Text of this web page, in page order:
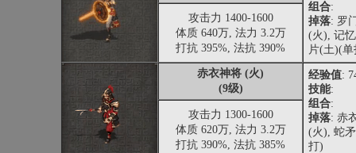
组合:
掉落: 罗
(火), 记
片(土)(单
攻击力 1400-1600
体质 640万, 法力 3.2万
打抗 395%, 法抗 390%
赤衣神将 (火)
(9级)
经验值:
技能:
组合:
掉落: 赤
(火), 蛇
打)
攻击力 1300-1600
体质 620万, 法力 3.2万
打抗 390%, 法抗 385%